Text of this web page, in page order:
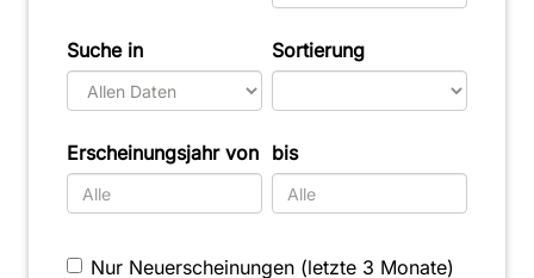
Suche in
Erscheinungsjahr von bis
Sortierung
Nur Neuerscheinungen (letzte 3 Monate)